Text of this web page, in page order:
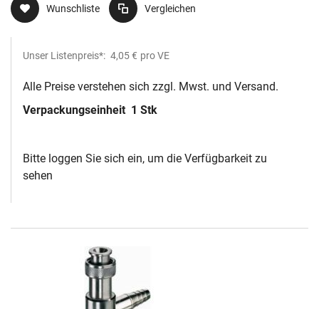
Wunschliste Vergleichen
Unser Listenpreis*: 4,05 € pro VE
Alle Preise verstehen sich zzgl. Mwst. und Versand.
Verpackungseinheit 1 Stk
Bitte loggen Sie sich ein, um die Verfügbarkeit zu
sehen